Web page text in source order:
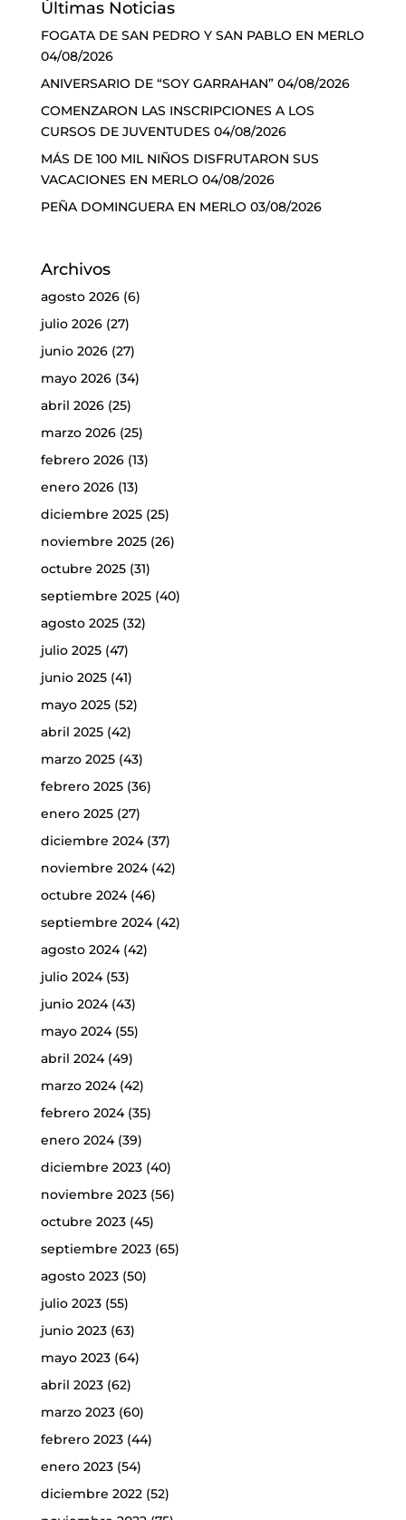
Últimas Noticias
FOGATA DE SAN PEDRO Y SAN PABLO EN MERLO
04/08/2026
ANIVERSARIO DE “SOY GARRAHAN” 04/08/2026
COMENZARON LAS INSCRIPCIONES A LOS
CURSOS DE JUVENTUDES 04/08/2026
MÁS DE 100 MIL NIÑOS DISFRUTARON SUS
VACACIONES EN MERLO 04/08/2026
PEÑA DOMINGUERA EN MERLO 03/08/2026
Archivos
agosto 2026(6)
julio 2026(27)
junio 2026(27)
mayo 2026(34)
abril 2026(25)
marzo 2026(25)
febrero 2026(13)
enero 2026(13)
diciembre 2025(25)
noviembre 2025(26)
octubre 2025(31)
septiembre 2025(40)
agosto 2025(32)
julio 2025(47)
junio 2025(41)
mayo 2025(52)
abril 2025(42)
marzo 2025(43)
febrero 2025(36)
enero 2025(27)
diciembre 2024(37)
noviembre 2024(42)
octubre 2024(46)
septiembre 2024(42)
agosto 2024(42)
julio 2024(53)
junio 2024(43)
mayo 2024(55)
abril 2024(49)
marzo 2024(42)
febrero 2024(35)
enero 2024(39)
diciembre 2023(40)
noviembre 2023(56)
octubre 2023(45)
septiembre 2023(65)
agosto 2023(50)
julio 2023(55)
junio 2023(63)
mayo 2023(64)
abril 2023(62)
marzo 2023(60)
febrero 2023(44)
enero 2023(54)
diciembre 2022(52)